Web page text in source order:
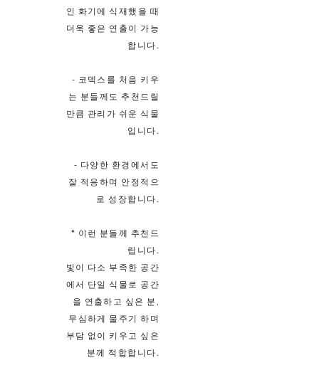
인 화기에 식재했을 때
더욱 좋은 연출이 가능
합니다.
- 코덱스를 처음 키우
는 분들께도 추천드릴
만큼 관리가 쉬운 식물
입니다.
- 다양한 환경에서도
잘 적응하며 안정적으
로 성장합니다.
* 이런 분들께 추천드
립니다.
빛이 다소 부족한 공간
에서 단일 식물로 공간
을 연출하고 싶은 분,
무심하게 물주기 하며
부담 없이 키우고 싶은
분께 적합합니다.